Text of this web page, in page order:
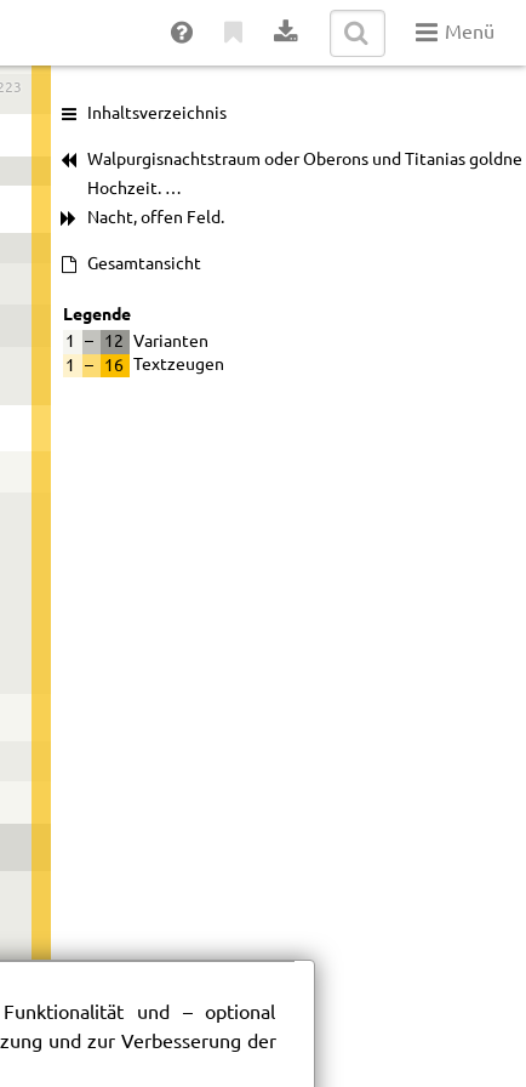
Menü
Inhaltsverzeichnis
Walpurgisnachtstraum oder Oberons und Titanias goldne
Hochzeit. …
Nacht, offen Feld.
Gesamtansicht
Legende
1 – 12
Varianten
1
– 16 Textzeugen
und – optional
und zur Verbesserung der